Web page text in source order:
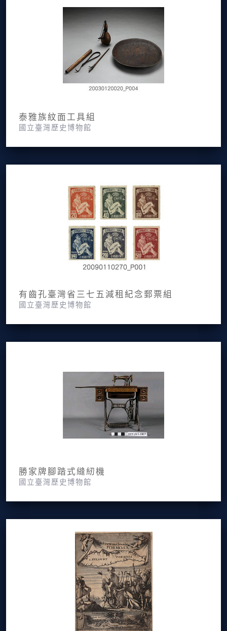
泰雅族紋面工具組
國立臺灣歷史博物館
有齒孔臺灣省三七五減租紀念郵票組
國立臺灣歷史博物館
勝家牌腳踏式縫紉機
國立臺灣歷史博物館